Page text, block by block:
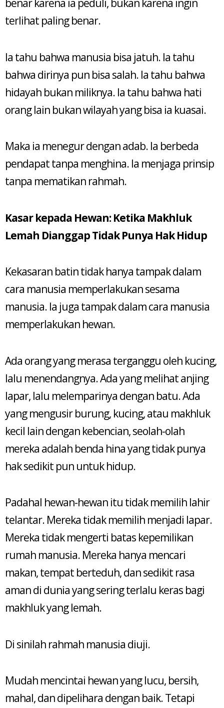
benar karena ia peduli, bukan karena ingin
terlihat paling benar.
Ia tahu bahwa manusia bisa jatuh. Ia tahu
bahwa dirinya pun bisa salah. Ia tahu bahwa
hidayah bukan miliknya. Ia tahu bahwa hati
orang lain bukan wilayah yang bisa ia kuasai.
Maka ia menegur dengan adab. Ia berbeda
pendapat tanpa menghina. Ia menjaga prinsip
tanpa mematikan rahmah.
Kasar kepada Hewan: Ketika Makhluk
Lemah Dianggap Tidak Punya Hak Hidup
Kekasaran batin tidak hanya tampak dalam
cara manusia memperlakukan sesama
manusia. Ia juga tampak dalam cara manusia
memperlakukan hewan.
Ada orang yang merasa terganggu oleh kucing,
lalu menendangnya. Ada yang melihat anjing
lapar, lalu melemparinya dengan batu. Ada
yang mengusir burung, kucing, atau makhluk
kecil lain dengan kebencian, seolah-olah
mereka adalah benda hina yang tidak punya
hak sedikit pun untuk hidup.
Padahal hewan-hewan itu tidak memilih lahir
telantar. Mereka tidak memilih menjadi lapar.
Mereka tidak mengerti batas kepemilikan
rumah manusia. Mereka hanya mencari
makan, tempat berteduh, dan sedikit rasa
aman di dunia yang sering terlalu keras bagi
makhluk yang lemah.
Di sinilah rahmah manusia diuji.
Mudah mencintai hewan yang lucu, bersih,
mahal, dan dipelihara dengan baik. Tetapi